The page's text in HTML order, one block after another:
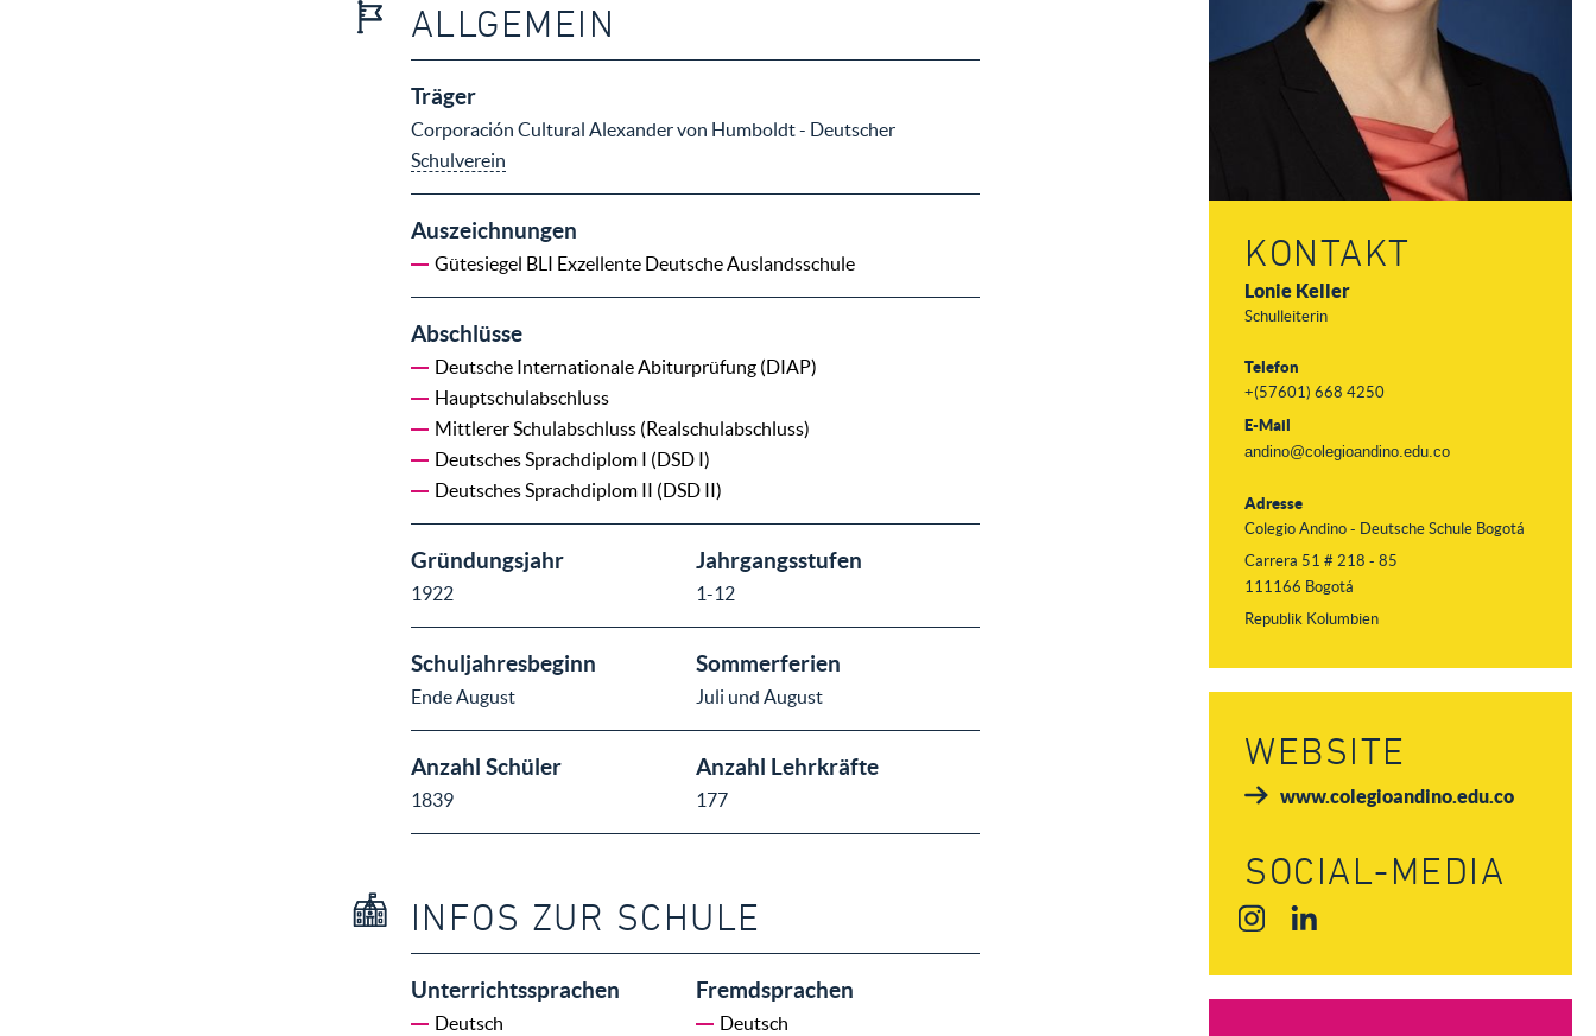
KONTAKT
Lonie Keller
Schulleiterin
Telefon
+(57601) 668 4250
E-Mail
andino@colegioandino.edu.co
Adresse
Colegio Andino - Deutsche Schule Bogotá
Carrera 51 # 218 - 85
111166 Bogotá
Republik Kolumbien
WEBSITE
www.colegioandino.edu.co
SOCIAL-MEDIA
ALLGEMEIN
Träger
Corporación Cultural Alexander von Humboldt - Deutscher
Schulverein
Auszeichnungen
Gütesiegel BLI Exzellente Deutsche Auslandsschule
Abschlüsse
Deutsche Internationale Abiturprüfung (DIAP)
Hauptschulabschluss
Mittlerer Schulabschluss (Realschulabschluss)
Deutsches Sprachdiplom I (DSD I)
Deutsches Sprachdiplom II (DSD II)
Gründungsjahr
1922
Jahrgangsstufen
1-12
Schuljahresbeginn
Ende August
Sommerferien
Juli und August
Anzahl Schüler
1839
Anzahl Lehrkräfte
177
INFOS ZUR SCHULE
Unterrichtssprachen
Deutsch
Fremdsprachen
Deutsch